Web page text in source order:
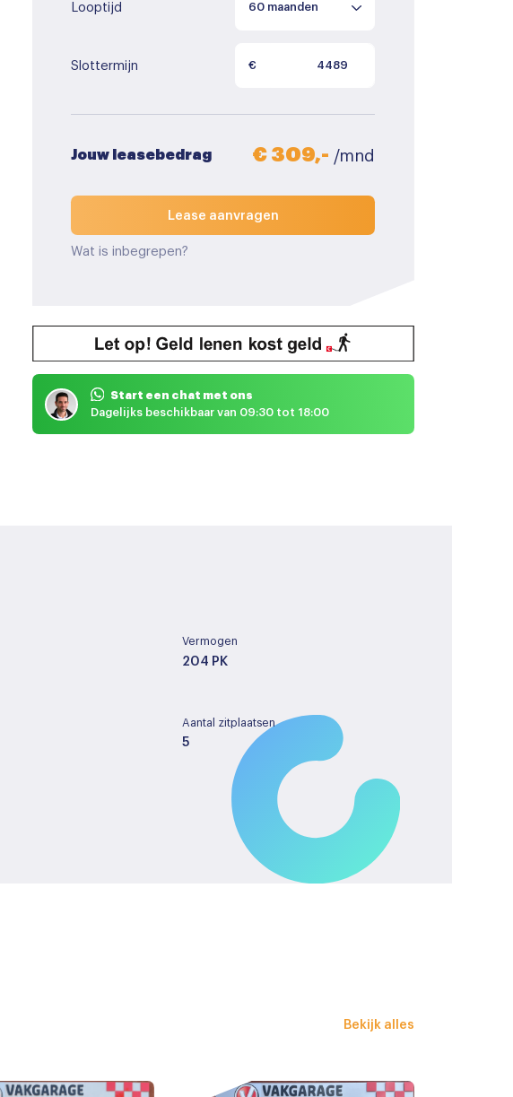
Looptijd
Slottermijn €
Jouw leasebedrag € 309,- /mnd
Lease aanvragen
Wat is inbegrepen?
Start een chat met ons
Dagelijks beschikbaar van 09:30 tot 18:00
Vermogen
204 PK
Aantal zitplaatsen
5
Tankinhoud
exterieur
Bekijk alles